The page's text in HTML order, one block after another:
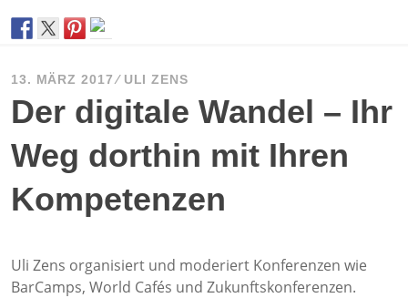
13. MÄRZ 2017 ULI ZENS
Der digitale Wandel – Ihr
Weg dorthin mit Ihren
Kompetenzen
Uli Zens organisiert und moderiert Konferenzen wie
BarCamps, World Cafés und Zukunftskonferenzen.